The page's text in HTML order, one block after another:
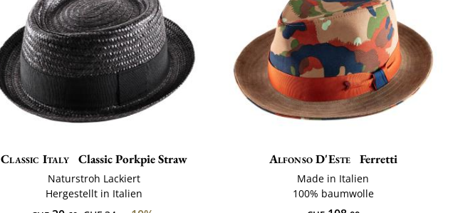
Classic Italy Classic Porkpie Straw
Naturstroh Lackiert
Hergestellt in Italien
Alfonso D'Este Ferretti
Made in Italien
100% baumwolle